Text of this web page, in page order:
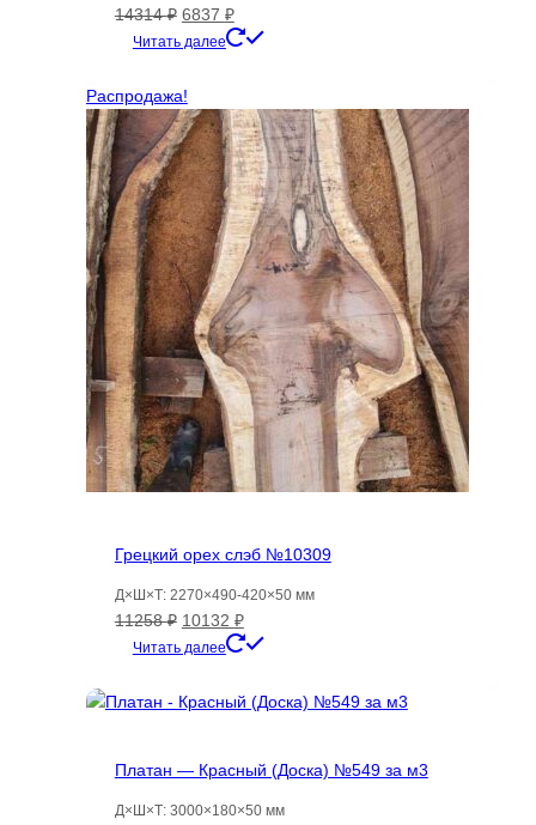
14314₽ Первоначальная
цена
14314 ₽.
6837 ₽Текущая
цена:
Читать далее
Распродажа!
Грецкий орех слэб №10309
Д×Ш×Т: 2270×490-420×50 мм
11258₽ Первоначальная
цена
11258 ₽.
10132 ₽Текущая
цена:
Читать далее
Платан — Красный (Доска) №549 за м3
Д×Ш×Т: 3000×180×50 мм